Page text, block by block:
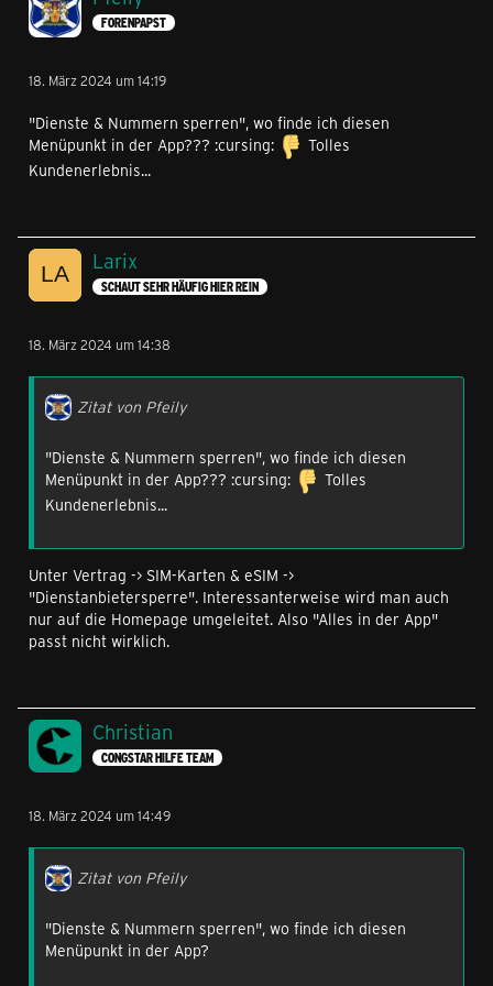
FORENPAPST
18. März 2024 um 14:19
"Dienste & Nummern sperren", wo finde ich diesen
Menüpunkt in der App??? :cursing:
Tolles
Kundenerlebnis...
Larix
SCHAUT SEHR HÄUFIG HIER REIN
18. März 2024 um 14:38
Zitat von Pfeily
"Dienste & Nummern sperren", wo finde ich diesen
Menüpunkt in der App??? :cursing:
Tolles
Kundenerlebnis...
Unter Vertrag -> SIM-Karten & eSIM ->
"Dienstanbietersperre". Interessanterweise wird man auch
nur auf die Homepage umgeleitet. Also "Alles in der App"
passt nicht wirklich.
Christian
CONGSTAR HILFE TEAM
18. März 2024 um 14:49
Zitat von Pfeily
"Dienste & Nummern sperren", wo finde ich diesen
Menüpunkt in der App?